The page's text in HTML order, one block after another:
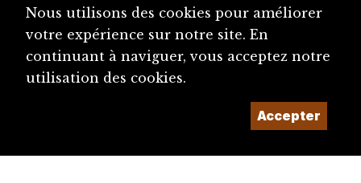
Nous utilisons des cookies pour améliorer
votre expérience sur notre site. En
continuant à naviguer, vous acceptez notre
utilisation des cookies.
Accepter